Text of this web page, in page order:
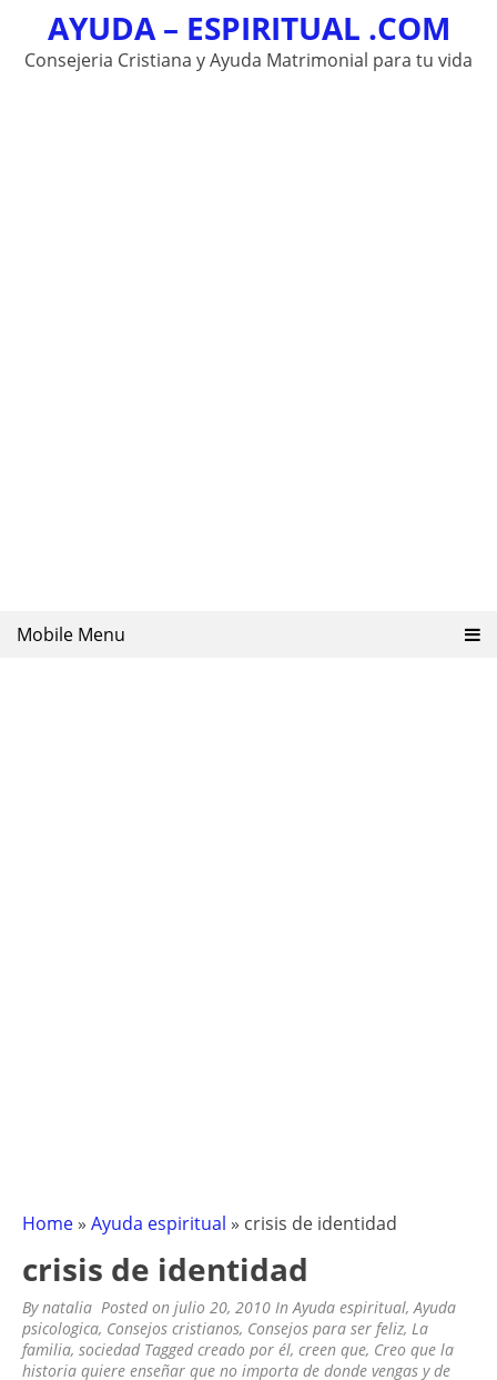
content
AYUDA – ESPIRITUAL .COM
Consejeria Cristiana y Ayuda Matrimonial para tu vida
Mobile Menu
Home » Ayuda espiritual » crisis de identidad
crisis de identidad
Bynatalia Posted on julio 20, 2010 InAyuda espiritual,Ayuda
psicologica, Consejos cristianos, Consejos para ser feliz, La
familia, sociedad Taggedcreado por él, creen que, Creo que la
historia quiere enseñar que no importa de donde vengas y de